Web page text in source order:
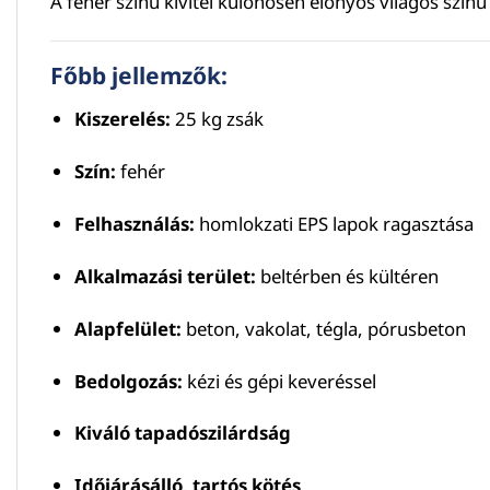
Főbb jellemzők:
Kiszerelés: 25 kg zsák
Szín: fehér
Felhasználás: homlokzati EPS lapok ragasztása
Alkalmazási terület: beltérben és kültéren
Alapfelület: beton, vakolat, tégla, pórusbeton
Bedolgozás: kézi és gépi keveréssel
Kiváló tapadószilárdság